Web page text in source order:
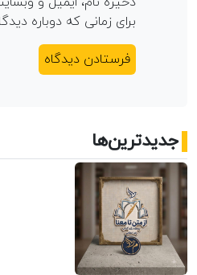
برای زمانی که دوباره
جدیدترین‌ها